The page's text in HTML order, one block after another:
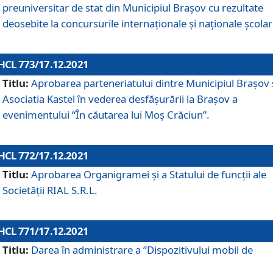
preuniversitar de stat din Municipiul Brașov cu rezultate
deosebite la concursurile internaționale și naționale
773/17.12.2021
Titlu: Aprobarea parteneriatului dintre Municipiul Brașov
Asociatia Kastel în vederea desfăşurării la Brașov a
evenimentului “În căutarea lui Moș Crăciun”.
772/17.12.2021
Titlu: Aprobarea Organigramei şi a Statului de funcţii ale
Societăţii RIAL S.R.L.
771/17.12.2021
Titlu: Darea în administrare a ”Dispozitivului mobil de